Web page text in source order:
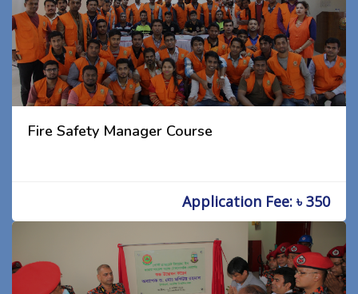
Fire Safety Manager Course
Application Fee: ৳ 350